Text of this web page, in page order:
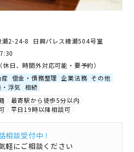
瀬2-24-8 日興パレス綾瀬504号室
日、時間外対応可能・要予約）
借金・債務整理 企業法務 その他
浮気 相続
最寄駅から徒歩5分以内
平日19時以降相談可
相談受付中！
軽にご相談ください